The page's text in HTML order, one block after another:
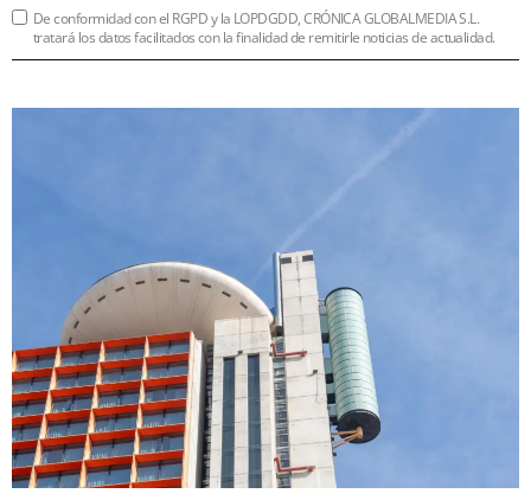
De conformidad con el RGPD y la LOPDGDD, CRÓNICA GLOBALMEDIA S.L.
tratará los datos facilitados con la finalidad de remitirle noticias de actualidad.